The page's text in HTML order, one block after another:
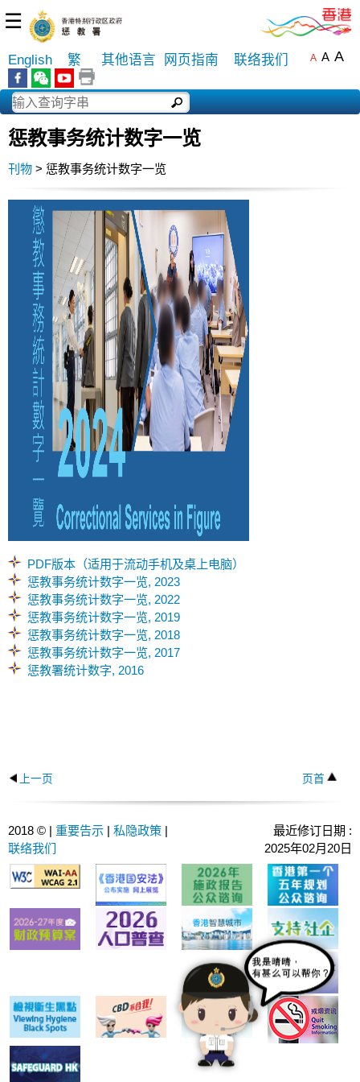
☰
English 繁 其他语言 网页指南 联络我们 A A A
惩教事务统计数字一览
刊物 > 惩教事务统计数字一览
PDF版本（适用于流动手机及桌上电脑）
惩教事务统计数字一览, 2023
惩教事务统计数字一览, 2022
惩教事务统计数字一览, 2019
惩教事务统计数字一览, 2018
惩教事务统计数字一览, 2017
惩教署统计数字, 2016
上一页 页首
2018 © | 重要告示 | 私隐政策 |
联络我们
最近修订日期 :
2025年02月20日